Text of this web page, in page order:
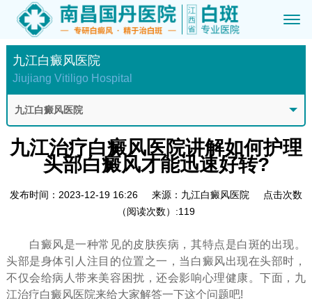
九江白癜风医院
Jiujiang Vitiligo Hospital
九江白癜风医院
九江治疗白癜风医院讲解如何护理
头部白癜风才能迅速好转?
发布时间：2023-12-19 16:26 来源：九江白癜风医院
点击次数
（阅读次数）:119
白癜风是一种常见的皮肤疾病，其特点是白斑的出现。
头部是身体引人注目的位置之一，当白癜风出现在头部时，
不仅会给病人带来美容困扰，还会影响心理健康。下面，九
江治疗白癜风医院来给大家解答一下这个问题吧!